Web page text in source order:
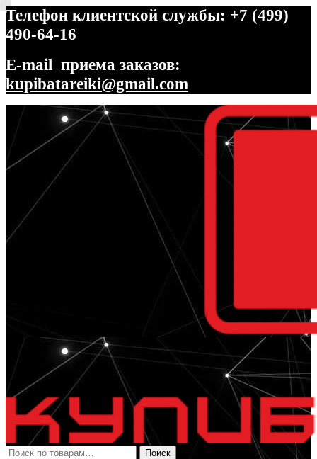
Телефон клиентской службы: +7 (499)
490-64-16
E-mail приема заказов:
kupibatareiki@gmail.com
Перейти
навигации
Перейти
содержимому
Искать:
Поиск